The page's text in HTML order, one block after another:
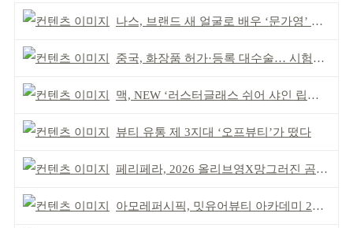
나스, 브랜드 새 얼굴로 배우 ‘문가영’ 발탁
중국, 화장품 허가·등록 대수술… 시험자료 공용 허용
맥, NEW ‘러스터글래스 쉬어 샤인 립스틱’ 출시
뷰티 유통 제 3지대 ‘오프뷰티’가 떴다
페리페라, 2026 올리브영X망그러진 곰 콜라보
아모레퍼시픽, 밋유어뷰티 아카데미 2기 발대식